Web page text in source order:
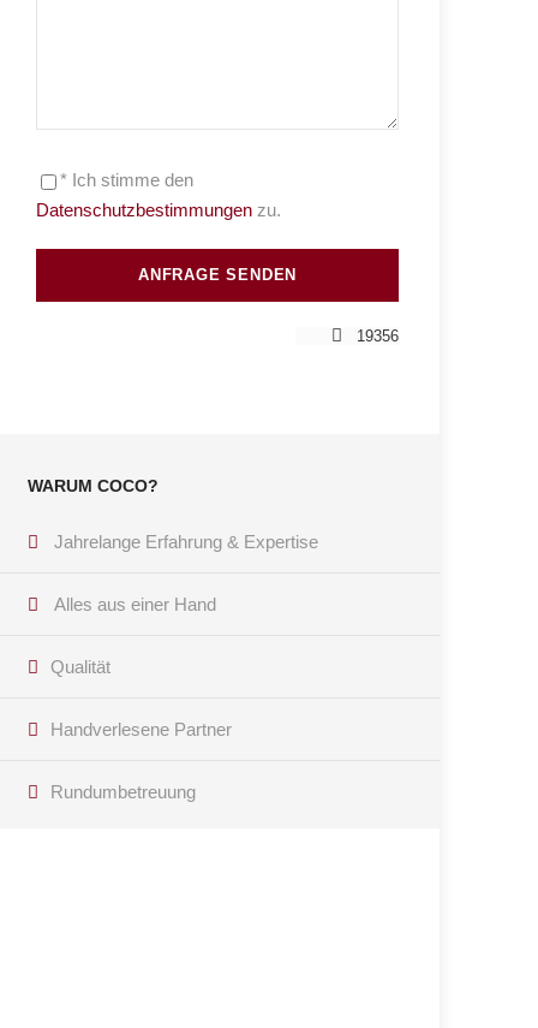
* Ich stimme den
Datenschutzbestimmungen zu.
19356
WARUM COCO?
Jahrelange Erfahrung & Expertise
Alles aus einer Hand
Qualität
Handverlesene Partner
Rundumbetreuung